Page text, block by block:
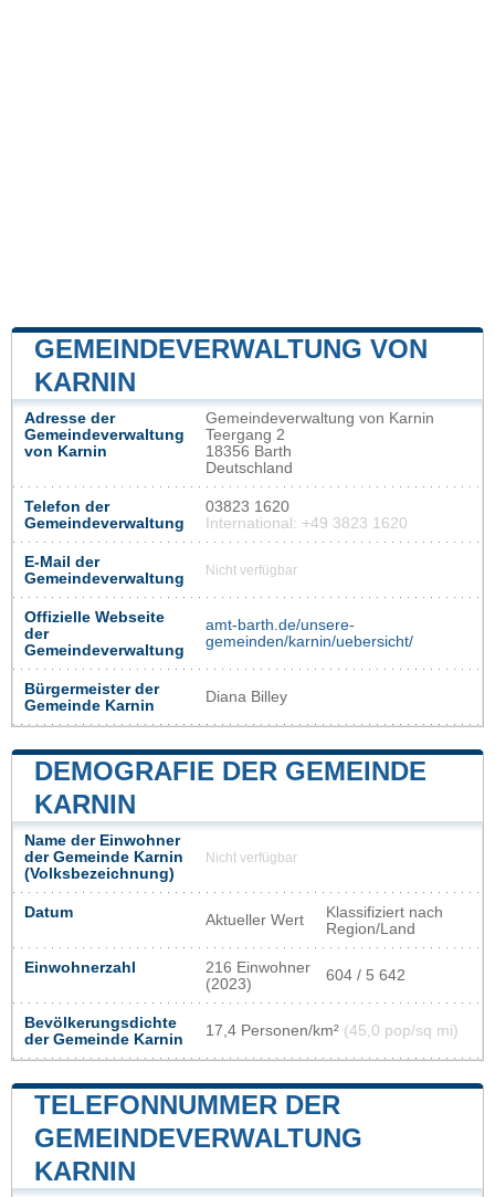
GEMEINDEVERWALTUNG VON
KARNIN
Adresse der
Gemeindeverwaltung
von Karnin
Gemeindeverwaltung von Karnin
Teergang 2
18356 Barth
Deutschland
Telefon der
Gemeindeverwaltung
03823 1620
International: +49 3823 1620
E-Mail der
Gemeindeverwaltung
Nicht verfügbar
Offizielle Webseite
der
Gemeindeverwaltung
amt-barth.de/unsere-
gemeinden/karnin/uebersicht/
Bürgermeister der
Gemeinde Karnin
Diana Billey
DEMOGRAFIE DER GEMEINDE
KARNIN
Name der Einwohner
der Gemeinde Karnin
(Volksbezeichnung)
Nicht verfügbar
Datum Aktueller Wert
Klassifiziert nach
Region/Land
Einwohnerzahl
216 Einwohner
(2023)
604 / 5 642
Bevölkerungsdichte
der Gemeinde Karnin
17,4 Personen/km² (45,0 pop/sq mi)
TELEFONNUMMER DER
GEMEINDEVERWALTUNG
KARNIN